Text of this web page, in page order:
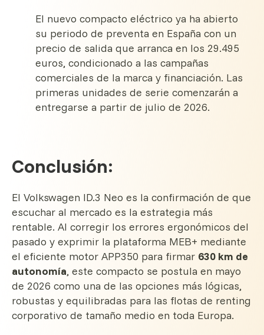
El nuevo compacto eléctrico ya ha abierto
su periodo de preventa en España con un
precio de salida que arranca en los 29.495
euros, condicionado a las campañas
comerciales de la marca y financiación. Las
primeras unidades de serie comenzarán a
entregarse a partir de julio de 2026.
Conclusión:
El Volkswagen ID.3 Neo es la confirmación de que
escuchar al mercado es la estrategia más
rentable. Al corregir los errores ergonómicos del
pasado y exprimir la plataforma MEB+ mediante
el eficiente motor APP350 para firmar 630 km de
autonomía, este compacto se postula en mayo
de 2026 como una de las opciones más lógicas,
robustas y equilibradas para las flotas de renting
corporativo de tamaño medio en toda Europa.